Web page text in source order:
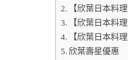
【欣葉日本料
【欣葉日本料
【欣葉日本料
欣葉壽星優惠